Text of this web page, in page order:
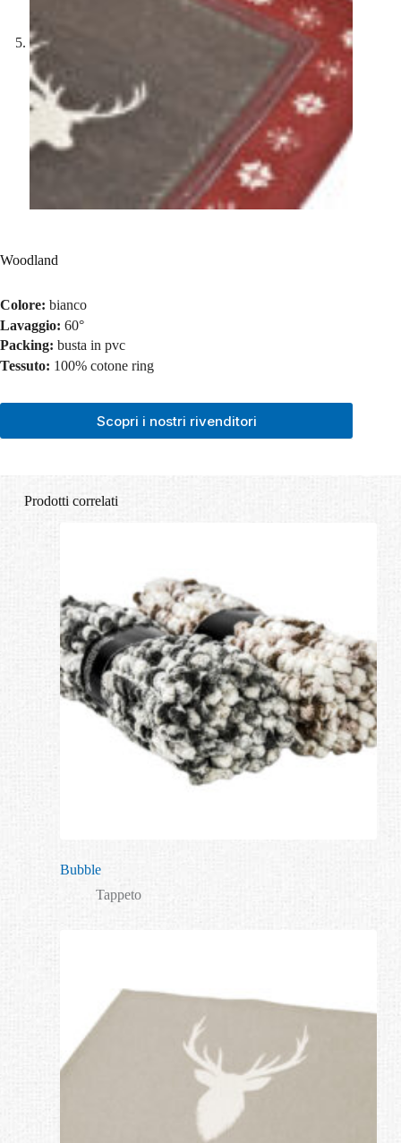
Woodland
Colore: bianco
Lavaggio: 60°
Packing: busta in pvc
Tessuto: 100% cotone ring
Scopri i nostri rivenditori
Prodotti correlati
Bubble
Tappeto